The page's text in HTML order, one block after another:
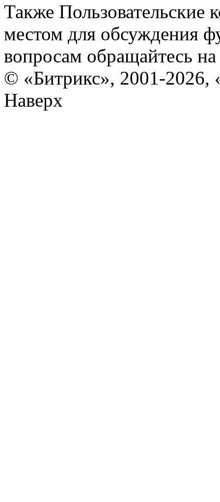
Также Пользовательские
местом для обсуждения
вопросам обращайтесь
© «Битрикс», 2001-2026,
Наверх